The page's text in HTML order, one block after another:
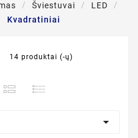
Šviestuvai
LED
Kvadratiniai
14 produktai (-ų)
